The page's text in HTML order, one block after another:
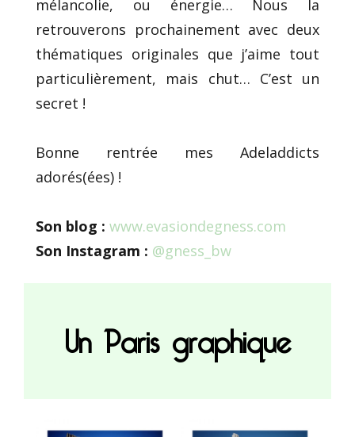
mélancolie, ou énergie… Nous la
retrouverons prochainement avec deux
thématiques originales que j’aime tout
particulièrement, mais chut… C’est un
secret !
Bonne rentrée mes Adeladdicts
adorés(ées) !
Son blog : www.evasiondegness.com
Son Instagram : @gness_bw
Un Paris graphique